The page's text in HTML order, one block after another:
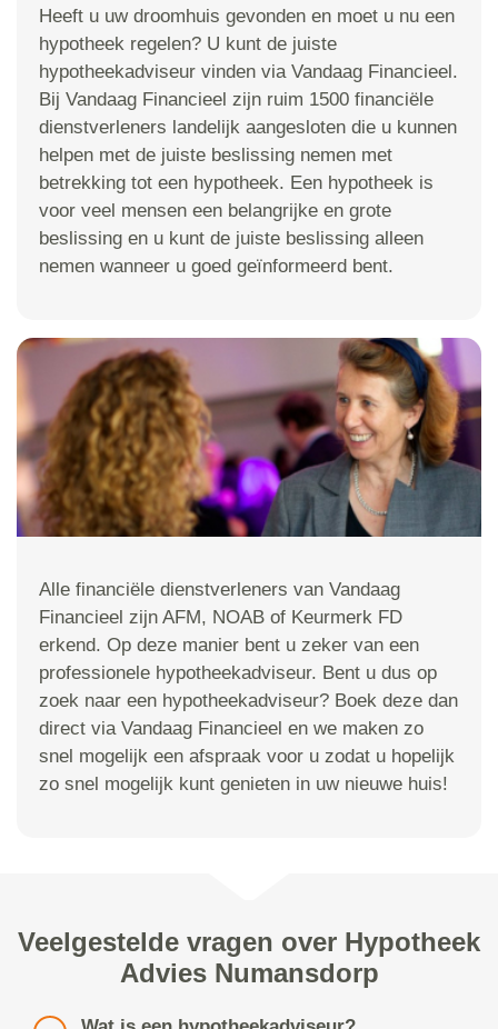
Heeft u uw droomhuis gevonden en moet u nu een
hypotheek regelen? U kunt de juiste
hypotheekadviseur vinden via Vandaag Financieel.
Bij Vandaag Financieel zijn ruim 1500 financiële
dienstverleners landelijk aangesloten die u kunnen
helpen met de juiste beslissing nemen met
betrekking tot een hypotheek. Een hypotheek is
voor veel mensen een belangrijke en grote
beslissing en u kunt de juiste beslissing alleen
nemen wanneer u goed geïnformeerd bent.
Alle financiële dienstverleners van Vandaag
Financieel zijn AFM, NOAB of Keurmerk FD
erkend. Op deze manier bent u zeker van een
professionele hypotheekadviseur. Bent u dus op
zoek naar een hypotheekadviseur? Boek deze dan
direct via Vandaag Financieel en we maken zo
snel mogelijk een afspraak voor u zodat u hopelijk
zo snel mogelijk kunt genieten in uw nieuwe huis!
Veelgestelde vragen over Hypotheek
Advies Numansdorp